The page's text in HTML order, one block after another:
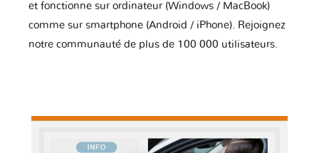
et fonctionne sur ordinateur (Windows / MacBook)
comme sur smartphone (Android / iPhone). Rejoignez
notre communauté de plus de 100 000 utilisateurs.